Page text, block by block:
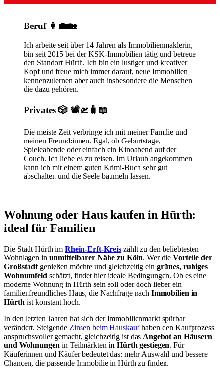
Beruf 👩‍💼🏡
Ich arbeite seit über 14 Jahren als Immobilienmaklerin,
bin seit 2015 bei der KSK-Immobilien tätig und betreue
den Standort Hürth. Ich bin ein lustiger und kreativer
Kopf und freue mich immer darauf, neue Immobilien
kennenzulernen aber auch insbesondere die Menschen,
die dazu gehören.
Privates 🎲 📽️🛫🧳📖
Die meiste Zeit verbringe ich mit meiner Familie und
meinen Freund:innen. Egal, ob Geburtstage,
Spieleabende oder einfach ein Kinoabend auf der
Couch. Ich liebe es zu reisen. Im Urlaub angekommen,
kann ich mit einem guten Krimi-Buch sehr gut
abschalten und die Seele baumeln lassen.
Wohnung oder Haus kaufen in Hürth:
ideal für Familien
Die Stadt Hürth im Rhein-Erft-Kreis zählt zu den beliebtesten
Wohnlagen in unmittelbarer Nähe zu Köln. Wer die Vorteile der
Großstadt genießen möchte und gleichzeitig ein grünes, ruhiges
Wohnumfeld schätzt, findet hier ideale Bedingungen. Ob es eine
moderne Wohnung in Hürth sein soll oder doch lieber ein
familienfreundliches Haus, die Nachfrage nach Immobilien in
Hürth ist konstant hoch.
In den letzten Jahren hat sich der Immobilienmarkt spürbar
verändert. Steigende Zinsen beim Hauskaufhaben den Kaufprozess
anspruchsvoller gemacht, gleichzeitig ist das Angebot an Häusern
und Wohnungen in Teilmärkten in Hürth gestiegen. Für
Käuferinnen und Käufer bedeutet das: mehr Auswahl und bessere
Chancen, die passende Immobilie in Hürth zu finden.